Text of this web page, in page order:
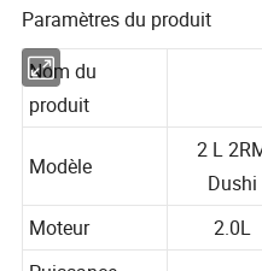
Paramètres du produit
Nom du
produit
2 L 2RM
Dushi
Moteur
2.0L